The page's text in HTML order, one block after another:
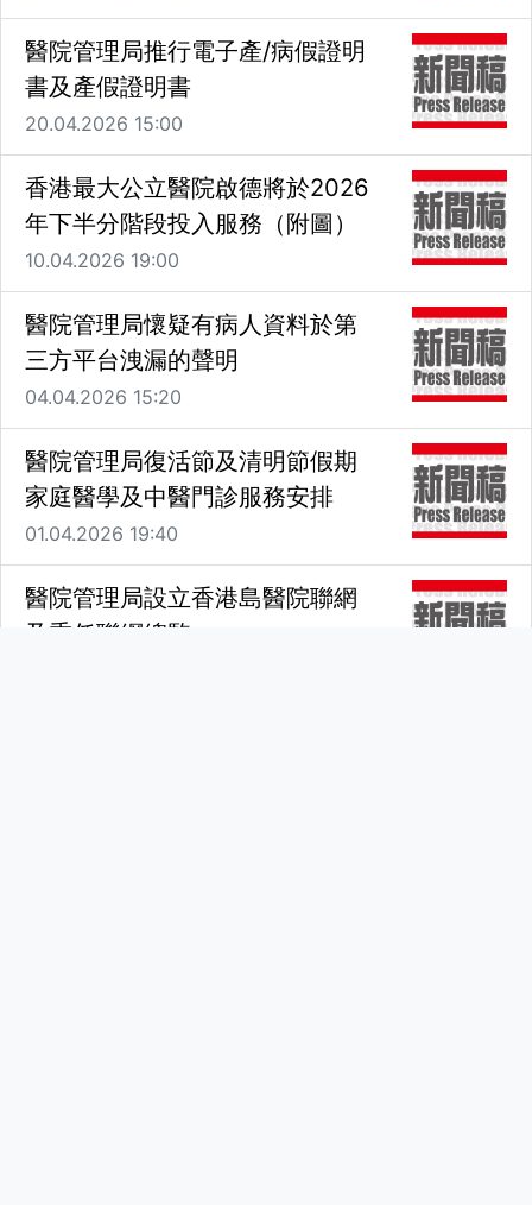
醫院管理局推行電子產/病假證明
書及產假證明書
20.04.2026 15:00
香港最大公立醫院啟德將於2026
年下半分階段投入服務（附圖）
10.04.2026 19:00
醫院管理局懷疑有病人資料於第
三方平台洩漏的聲明
04.04.2026 15:20
醫院管理局復活節及清明節假期
家庭醫學及中醫門診服務安排
01.04.2026 19:40
醫院管理局設立香港島醫院聯網
及委任聯網總監